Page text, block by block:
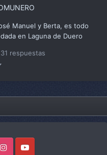
Manuel y Berta, es todo
en Laguna de Duero
piscina ,pista de tenis
31 respuestas